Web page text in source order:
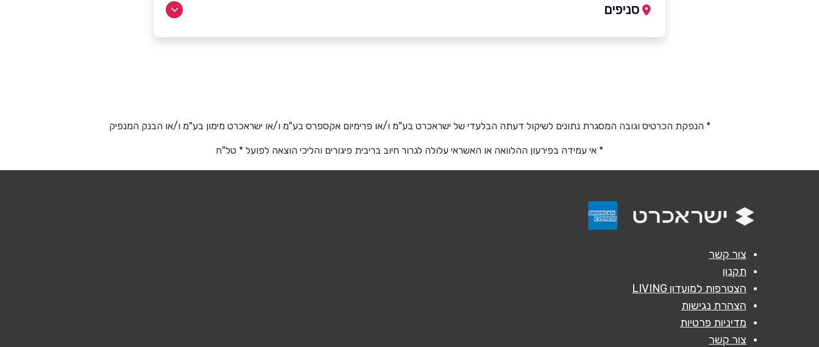
באתר
אימייל
הודעה *
סניפים
* הנפקת הכרטיס וגובה המסגרת נתונים לשיקול דעתה הבלעדי של ישראכרט בע"מ ו/או פרימיום אקספרס בע"מ ו/או ישראכרט מימון בע"מ ו/או הבנק המנפיק
* אי עמידה בפירעון ההלוואה או האשראי עלולה לגרור חיוב בריבית פיגורים והליכי הוצאה לפועל * טל"ח
צור קשר
תקנון
הצטרפות למועדון LIVING
הצהרת נגישות
מדיניות פרטיות
צור קשר